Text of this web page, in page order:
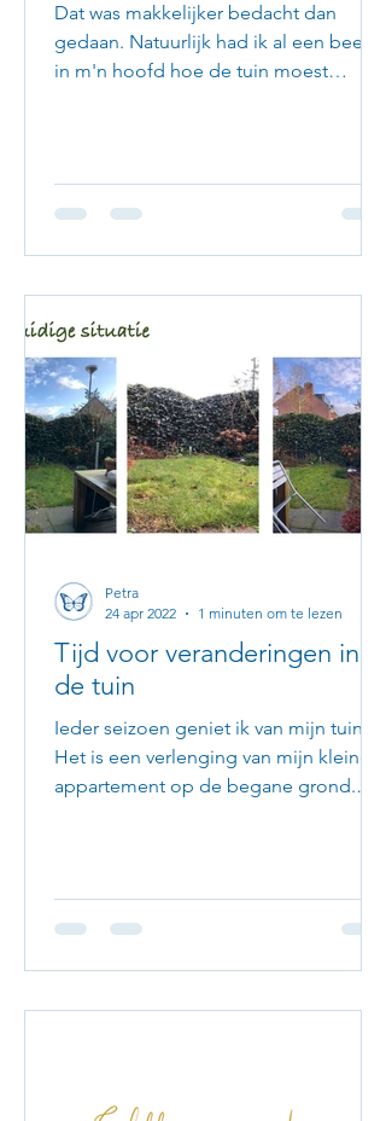
Dat was makkelijker bedacht dan
gedaan. Natuurlijk had ik al een beetje
in m'n hoofd hoe de tuin moest
Tijd voor veranderingen in
de tuin
Ieder seizoen geniet ik van mijn tuin.
Het is een verlenging van mijn kleine
appartement op de begane grond.
Petra
24 apr 2022
1 minuten om te lezen